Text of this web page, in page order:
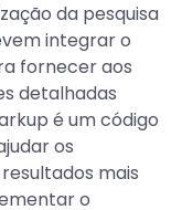
da pesquisa
integrar o
fornecer aos
detalhadas
é um código
os
mais
o